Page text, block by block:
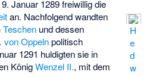
H
e
d
w
Januar 1289 freiwillig die
an. Nachfolgend wandten
und dessen
von Oppelnpolitisch
1291 huldigten sie in
KönigWenzel II., mit dem